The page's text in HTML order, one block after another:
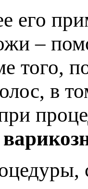
его
–
того,
в